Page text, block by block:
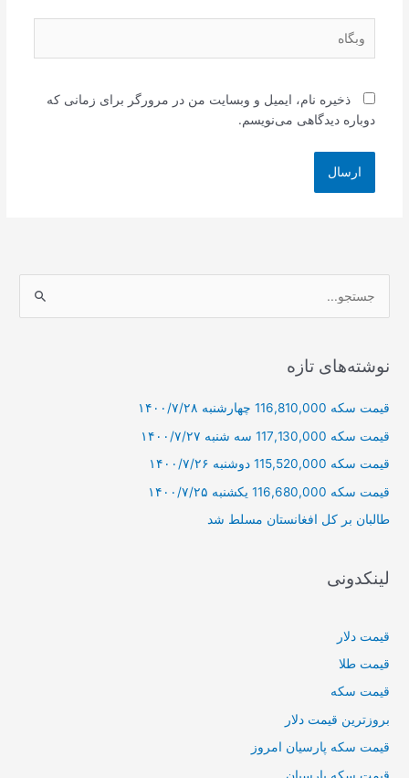
ذخیره نام، ایمیل و وبسایت من در مرورگر برای زمانی که
دوباره دیدگاهی می‌نویسم.
ب
ر
ا
نوشته‌های تازه
قیمت سکه 116,810,000 چهارشنبه ۱۴۰۰/۷/۲۸
قیمت سکه 117,130,000 سه شنبه ۱۴۰۰/۷/۲۷
قیمت سکه 115,520,000 دوشنبه ۱۴۰۰/۷/۲۶
قیمت سکه 116,680,000 یکشنبه ۱۴۰۰/۷/۲۵
طالبان بر كل افغانستان مسلط شد
لینکدونی
قیمت دلار
قیمت طلا
قیمت سکه
بروزترین قیمت دلار
قیمت سکه پارسیان امروز
قیمت سکه پارسیان